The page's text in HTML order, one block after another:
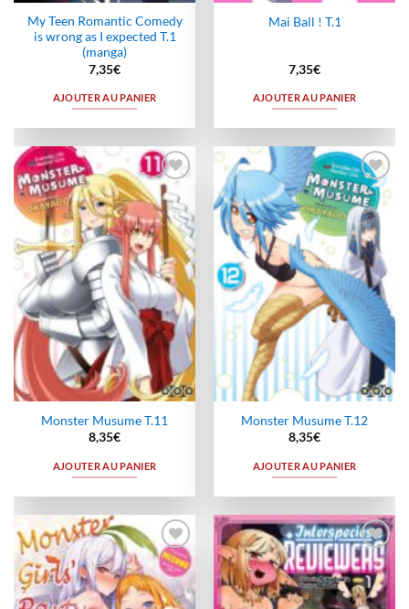
My Teen Romantic Comedy
is wrong as I expected T.1
(manga)
7,35€
AJOUTER AU PANIER
Mai Ball ! T.1
7,35€
AJOUTER AU PANIER
Ajouter
à la
wishlist
Monster Musume T.11
8,35€
AJOUTER AU PANIER
Ajouter
à la
wishlist
Monster Musume T.12
8,35€
AJOUTER AU PANIER
Ajouter
à la
wishlist
Ajouter
à la
wishlist